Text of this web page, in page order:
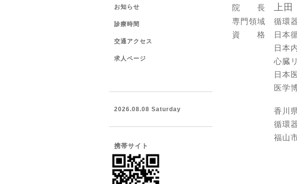
院 長 上
専門領域 循環
資 格 日本循
日本内科
心臓リハビ
日本医師
医学博
香川県の三豊
循環器内
福山市民病
お知らせ
診療時間
交通アクセス
求人ページ
2026.08.08 Saturday
携帯サイト